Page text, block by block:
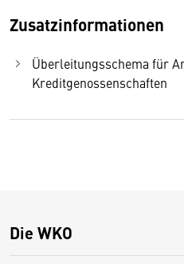
Zusatzinformationen
Überleitungsschema für
Kreditgenossenschaften
Die WKO